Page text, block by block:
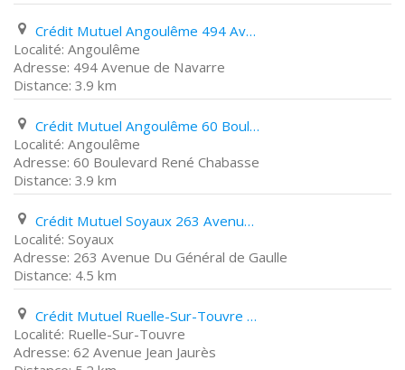
Crédit Mutuel Angoulême 494 Avenue de Navarre
Angoulême
494 Avenue de Navarre
3.9 km
Crédit Mutuel Angoulême 60 Boulevard René Chabasse
Angoulême
60 Boulevard René Chabasse
3.9 km
Crédit Mutuel Soyaux 263 Avenue Du Général de Gaulle
Soyaux
263 Avenue Du Général de Gaulle
4.5 km
Crédit Mutuel Ruelle-Sur-Touvre 62 Avenue Jean Jaurès
Ruelle-Sur-Touvre
62 Avenue Jean Jaurès